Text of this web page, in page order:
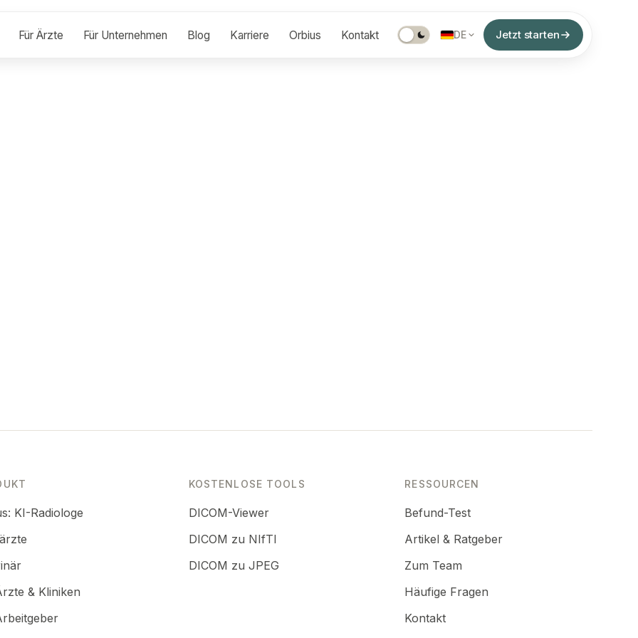
Für Ärzte Für Unternehmen Blog Karriere Orbius Kontakt DE Jetzt starten
KI-Radiologe
& Kliniken
KOSTENLOSE TOOLS
DICOM-Viewer
DICOM zu NIfTI
DICOM zu JPEG
RESSOURCEN
Befund-Test
Artikel & Ratgeber
Zum Team
Häufige Fragen
Kontakt